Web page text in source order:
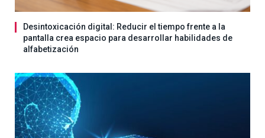
Desintoxicación digital: Reducir el tiempo frente a la
pantalla crea espacio para desarrollar habilidades de
alfabetización